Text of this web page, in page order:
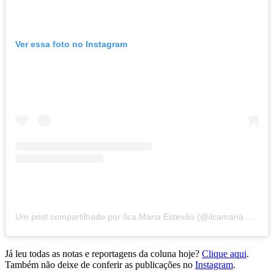
Ver essa foto no Instagram
Já leu todas as notas e reportagens da coluna hoje? Clique aqui.
Também não deixe de conferir as publicações no Instagram.